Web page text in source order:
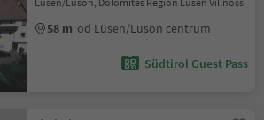
58 m od Lüsen/Luson centrum
Südtirol Guest Pass